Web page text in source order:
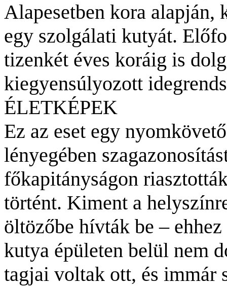
Alapesetben kora alapján,
egy szolgálati kutyát.
tizenkét éves koráig is
kiegyensúlyozott
ÉLETKÉPEK
Ez az eset egy
lényegében
főkapitányságon
történt. Kiment a
öltözőbe hívták be –
kutya épületen belül nem
tagjai voltak ott, és immár